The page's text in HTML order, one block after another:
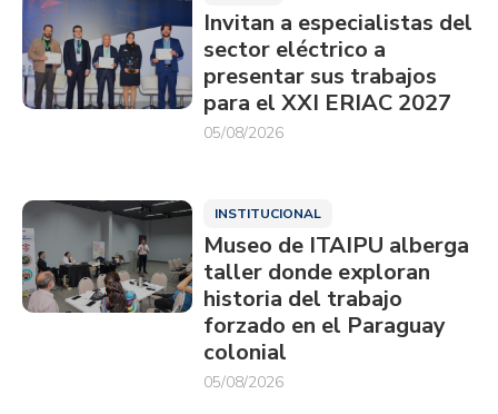
Invitan a especialistas del
sector eléctrico a
presentar sus trabajos
para el XXI ERIAC 2027
05/08/2026
INSTITUCIONAL
Museo de ITAIPU alberga
taller donde exploran
historia del trabajo
forzado en el Paraguay
colonial
05/08/2026